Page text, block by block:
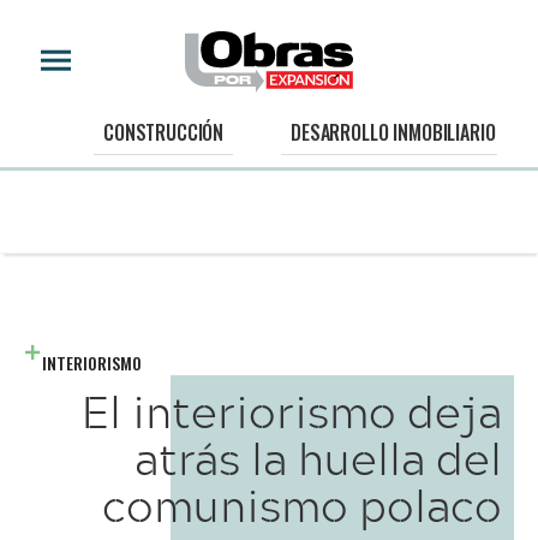
CONSTRUCCIÓN DESARROLLO INMOBILIARIO
INTERIORISMO
El interiorismo deja
atrás la huella del
comunismo polaco